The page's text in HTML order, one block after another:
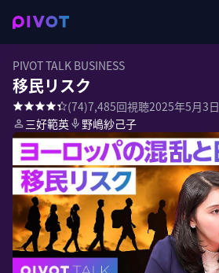
PIVOT TALK BUSINESS
移民リスク
(74)7,485回視聴2025年5月3日
三好範英
野嶋紗己子